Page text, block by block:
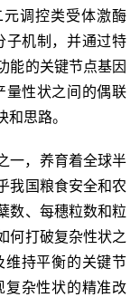
元调控类受体激酶
子机制，并通过特
能的关键节点基因
量性状之间的偶联
思路。
一，养育着全球半
我国粮食安全和农
数、每穗粒数和粒
何打破复杂性状之
维持平衡的关键节
复杂性状的精准改